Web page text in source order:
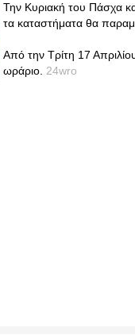
Την Κυριακή του Πάσχα
τα καταστήματα θα
Από την Τρίτη 17
ωράριο. 24wro